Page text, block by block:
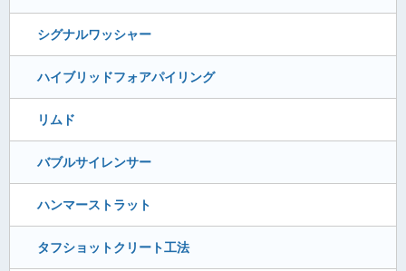
シグナルワッシャー
ハイブリッドフォアパイリング
リムド
バブルサイレンサー
ハンマーストラット
タフショットクリート工法